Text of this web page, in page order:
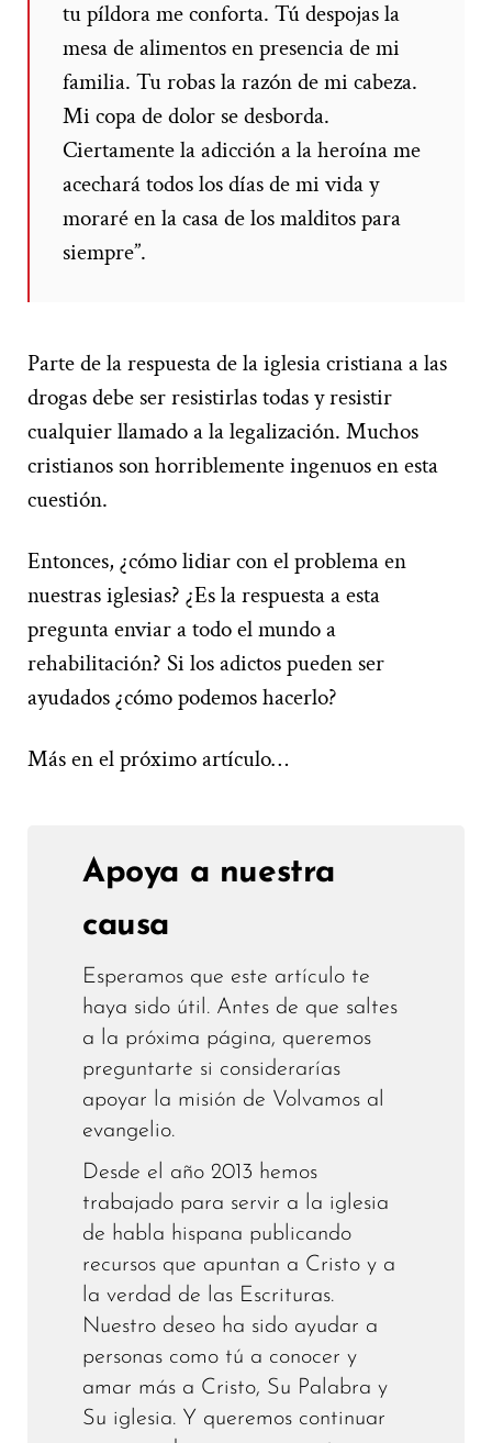
tu píldora me conforta. Tú despojas la
mesa dealimentos en presencia de mi
familia. Tu robas la razón de mi cabeza.
Mi copa de dolor se desborda.
Ciertamente la adiccióna la heroína me
acechará todos los días de mi vida y
moraréen la casa de los malditos para
siempre”.
Parte de la respuesta de la iglesia cristiana a las
drogas debe ser resistirlas todas y resistir
cualquier llamado a la legalización. Muchos
cristianos son horriblemente ingenuos en esta
cuestión.
Entonces, ¿cómo lidiar con el problema en
nuestras iglesias? ¿Es la respuesta a esta
pregunta enviar a todo el mundo a
rehabilitación? Si los adictos pueden ser
ayudados ¿cómo podemos hacerlo?
Más en el próximo artículo…
Apoya a nuestra
causa
Esperamos que este artículo te
haya sido útil. Antes de que saltes
a la próxima página, queremos
preguntarte si considerarías
apoyar la misión de Volvamos al
evangelio.
Desde el año 2013 hemos
trabajado para servir a la iglesia
de habla hispana publicando
recursos que apuntan a Cristo y a
la verdad de las Escrituras.
Nuestro deseo ha sido ayudar a
personas como tú a conocer y
amar más a Cristo, Su Palabra y
Su iglesia. Y queremos continuar